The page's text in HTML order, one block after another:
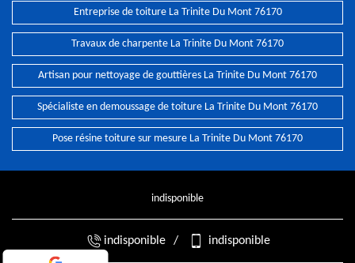
Entreprise de toiture La Trinite Du Mont 76170
Travaux de charpente La Trinite Du Mont 76170
Artisan pour nettoyage de gouttières La Trinite Du Mont 76170
Spécialiste en demoussage de toiture La Trinite Du Mont 76170
Pose résine toiture sur mesure La Trinite Du Mont 76170
indisponible
indisponible / indisponible